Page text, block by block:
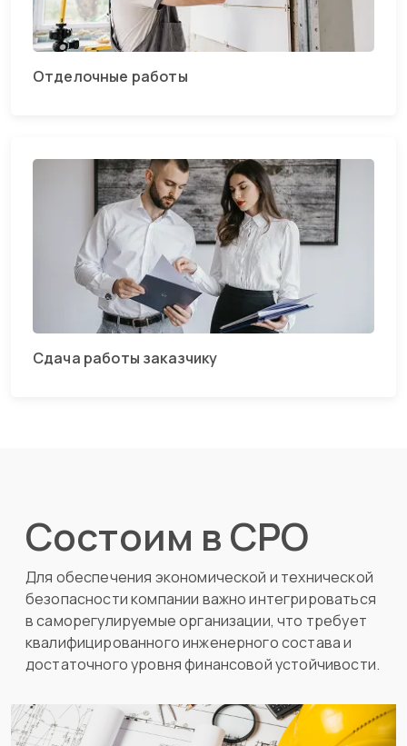
Отделочные работы
Сдача работы заказчику
Состоим в СРО
Для обеспечения экономической и технической
безопасности компании важно интегрироваться
в саморегулируемые организации, что требует
квалифицированного инженерного состава и
достаточного уровня финансовой устойчивости.